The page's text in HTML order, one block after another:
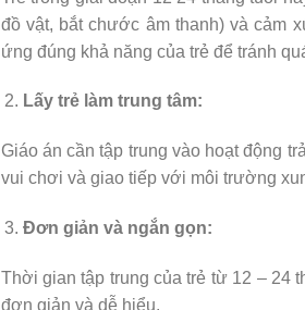
đồ vật, bắt chước âm thanh) và cảm
ứng đúng khả năng của trẻ để tránh
Lấy trẻ làm trung tâm:
Giáo án cần tập trung vào hoạt động
vui chơi và giao tiếp với môi trường
Đơn giản và ngắn gọn:
Thời gian tập trung của trẻ từ 12 – 24
đơn giản và dễ hiểu.